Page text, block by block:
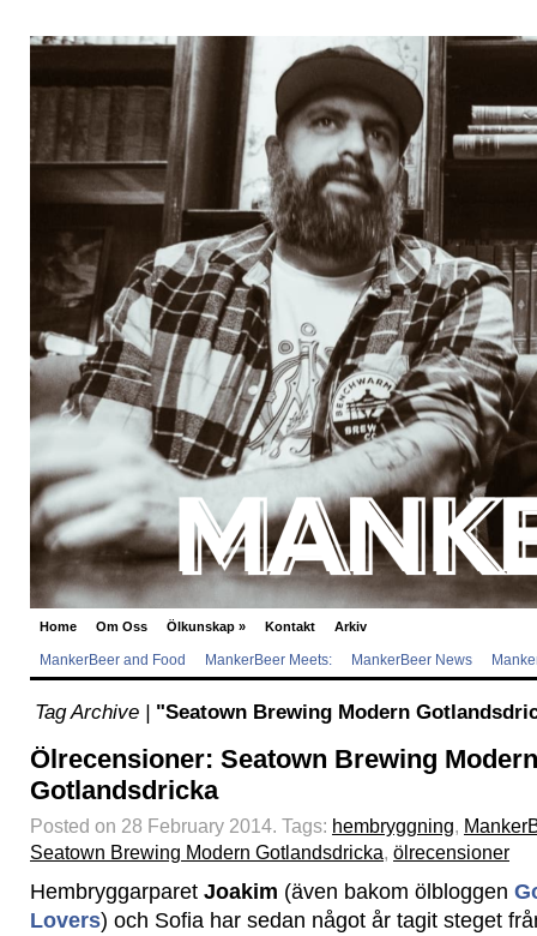
Home Om Oss Ölkunskap » Kontakt Arkiv
MankerBeer and Food MankerBeer Meets: MankerBeer News
Tag Archive | "Seatown Brewing Modern
Ölrecensioner: Seatown Brewing Modern
Gotlandsdricka
Posted on 28 February 2014. Tags: hembryggning,
Seatown Brewing Modern Gotlandsdricka, ölrecensioner
Hembryggarparet Joakim (även bakom ölbloggen
Lovers) och Sofia har sedan något år tagit steget